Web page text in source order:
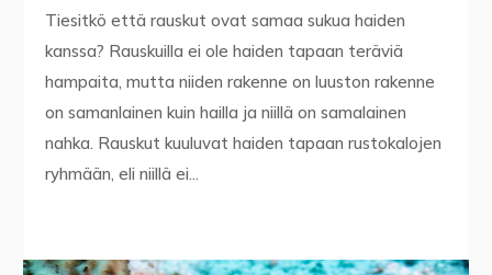
Tiesitkö että rauskut ovat samaa sukua haiden
kanssa? Rauskuilla ei ole haiden tapaan teräviä
hampaita, mutta niiden rakenne on luuston rakenne
on samanlainen kuin hailla ja niillä on samalainen
nahka. Rauskut kuuluvat haiden tapaan rustokalojen
ryhmään, eli niillä ei...